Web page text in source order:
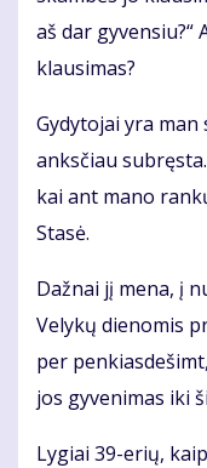
aš dar
klau­si­mas?
Gy­dy­to­jai yra
anks­čiau
kai ant ma­no
Sta­sė.
Daž­nai jį me­na, į
Ve­ly­kų die­no­mis
per
jos gy­ve­ni­mas iki
Ly­giai 39-erių,